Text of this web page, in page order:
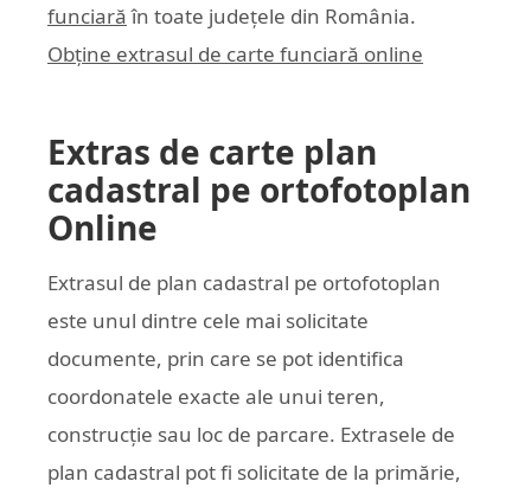
funciară în toate județele din România.
Obține extrasul de carte funciară online
Extras de carte plan
cadastral pe ortofotoplan
Online
Extrasul de plan cadastral pe ortofotoplan
este unul dintre cele mai solicitate
documente, prin care se pot identifica
coordonatele exacte ale unui teren,
construcție sau loc de parcare. Extrasele de
plan cadastral pot fi solicitate de la primărie,